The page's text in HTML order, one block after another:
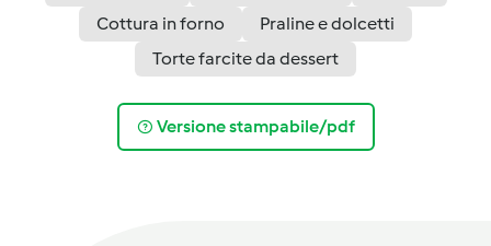
Cottura in forno
Praline e dolcetti
Torte farcite da dessert
Versione stampabile/pdf